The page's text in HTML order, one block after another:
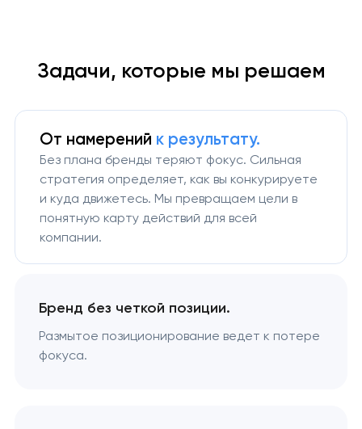
Задачи, которые мы решаем
От намерений к результату.
Без плана бренды теряют фокус. Сильная
стратегия определяет, как вы конкурируете
и куда движетесь. Мы превращаем цели в
понятную карту действий для всей
компании.
Бренд без четкой позиции.
Размытое позиционирование ведет к потере
фокуса.